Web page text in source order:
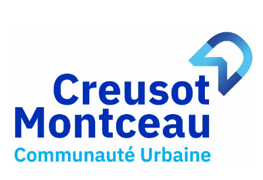
Facebook
Partager
Twitter
Partager
par
e-
mail